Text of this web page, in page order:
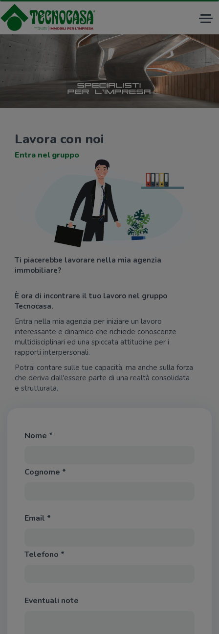
Lavora con noi
Entra nel gruppo
Ti piacerebbe lavorare nella mia agenzia
immobiliare?
È ora di incontrare il tuo lavoro nel gruppo
Tecnocasa.
Entra nella mia agenzia per iniziare un lavoro
interessante e dinamico che richiede conoscenze
multidisciplinari ed una spiccata attitudine per i
rapporti interpersonali.
Potrai contare sulle tue capacità, ma anche sulla forza
che deriva dall'essere parte di una realtà consolidata
e strutturata.
Nome *
Cognome *
Email *
Telefono *
Eventuali note